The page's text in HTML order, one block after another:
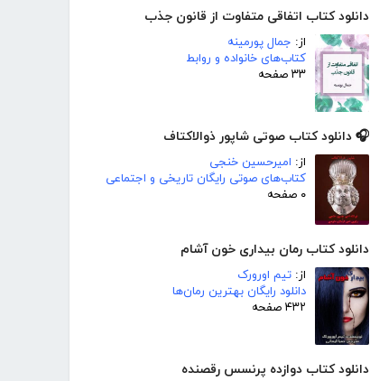
دانلود کتاب اتفاقی متفاوت از قانون جذب
از: جمال پورمینه
کتاب‌های خانواده و روابط
۳۳ صفحه
🎧 دانلود کتاب صوتی شاپور ذوالاکتاف
از: امیرحسین خنجی
کتاب‌های صوتی رایگان تاریخی و اجتماعی
۰ صفحه
دانلود کتاب رمان بیداری خون آشام
از: تیم اورورک
دانلود رایگان بهترین رمان‌ها
۴۳۲ صفحه
دانلود کتاب دوازده پرنسس رقصنده